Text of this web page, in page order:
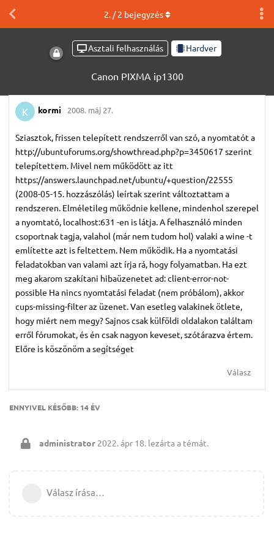
Asztali felhasználás Hardver
Canon PIXMA ip1300
2. /2 bejegyzés
K kormi 2008. máj 27.
Sziasztok, frissen telepített rendszerről van szó, a nyomtatót a
http://ubuntuforums.org/showthread.php?p=3450617 szerint
telepítettem. Mivel nem működött az itt
https://answers.launchpad.net/ubuntu/+question/22555
(2008-05-15. hozzászólás) leírtak szerint változtattam a
rendszeren. Elméletileg működnie kellene, mindenhol szerepel
a nyomtató, localhost:631 -en is látja. A felhasználó minden
csoportnak tagja, valahol (már nem tudom hol) valaki a wine -t
említette azt is feltettem. Nem működik. Ha a nyomtatási
feladatokban van valami azt írja rá, hogy folyamatban. Ha ezt
meg akarom szakítani hibaüzenetet ad: client-error-not-
possible Ha nincs nyomtatási feladat (nem próbálom), akkor
cups-missing-filter az üzenet. Van esetleg valakinek ötlete,
hogy miért nem megy? Sajnos csak külföldi oldalakon találtam
erről fórumokat, és én csak nagyon keveset, szótárazva értem.
Előre is köszönöm a segítséget
Válasz
ENNYIVEL KÉSŐBB: 14 ÉV
administrator 2022. ápr 18. lezárta a témát.
Válasz írása…